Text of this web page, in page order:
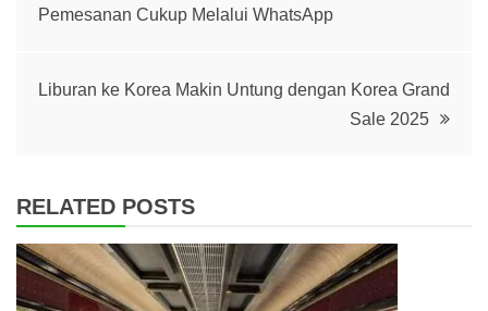
navigation
Pemesanan Cukup Melalui WhatsApp
Liburan ke Korea Makin Untung dengan Korea Grand
Sale 2025
RELATED POSTS